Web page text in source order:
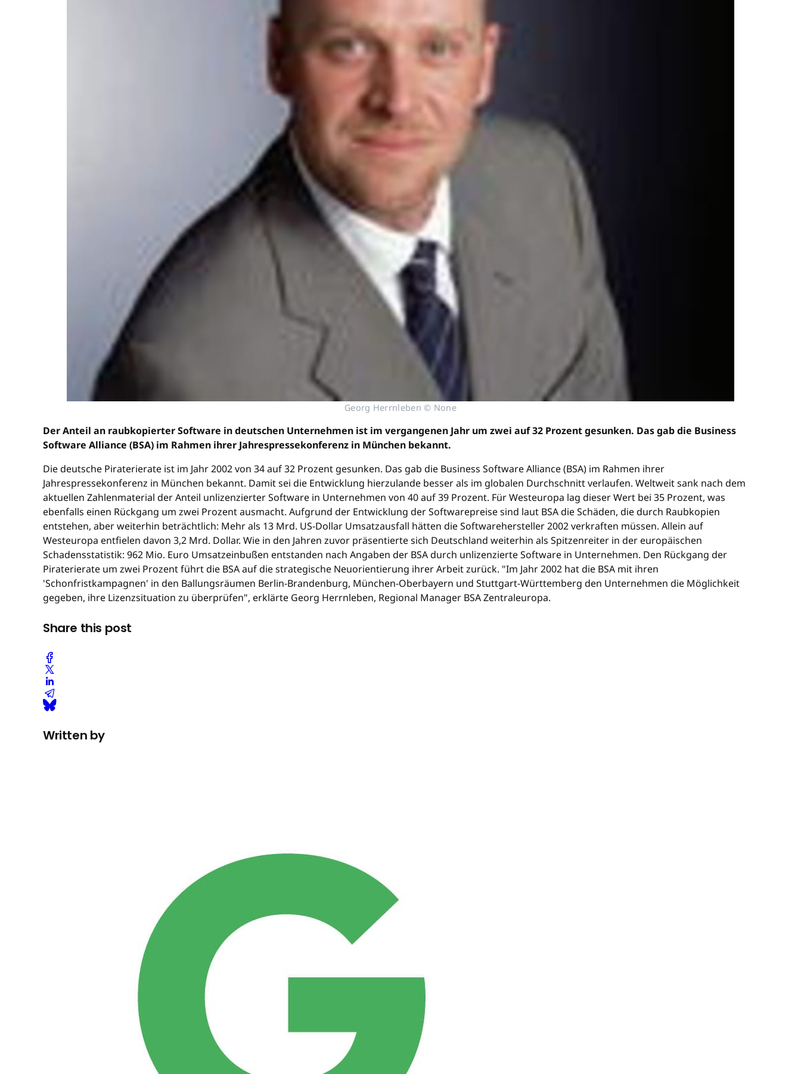
Georg Herrnleben © None
Der Anteil an raubkopierter Software in deutschen Unternehmen ist im vergangenen Jahr um zwei auf 32 Prozent gesunken. Das gab die Business
Software Alliance (BSA) im Rahmen ihrer Jahrespressekonferenz in München bekannt.
Die deutsche Piraterierate ist im Jahr 2002 von 34 auf 32 Prozent gesunken. Das gab die Business Software Alliance (BSA) im Rahmen ihrer
Jahrespressekonferenz in München bekannt. Damit sei die Entwicklung hierzulande besser als im globalen Durchschnitt verlaufen. Weltweit sank nach dem
aktuellen Zahlenmaterial der Anteil unlizenzierter Software in Unternehmen von 40 auf 39 Prozent. Für Westeuropa lag dieser Wert bei 35 Prozent, was
ebenfalls einen Rückgang um zwei Prozent ausmacht. Aufgrund der Entwicklung der Softwarepreise sind laut BSA die Schäden, die durch Raubkopien
entstehen, aber weiterhin beträchtlich: Mehr als 13 Mrd. US-Dollar Umsatzausfall hätten die Softwarehersteller 2002 verkraften müssen. Allein auf
Westeuropa entfielen davon 3,2 Mrd. Dollar. Wie in den Jahren zuvor präsentierte sich Deutschland weiterhin als Spitzenreiter in der europäischen
Schadensstatistik: 962 Mio. Euro Umsatzeinbußen entstanden nach Angaben der BSA durch unlizenzierte Software in Unternehmen. Den Rückgang der
Piraterierate um zwei Prozent führt die BSA auf die strategische Neuorientierung ihrer Arbeit zurück. "Im Jahr 2002 hat die BSA mit ihren
'Schonfristkampagnen' in den Ballungsräumen Berlin-Brandenburg, München-Oberbayern und Stuttgart-Württemberg den Unternehmen die Möglichkeit
gegeben, ihre Lizenzsituation zu überprüfen", erklärte Georg Herrnleben, Regional Manager BSA Zentraleuropa.
Share this post
Written by